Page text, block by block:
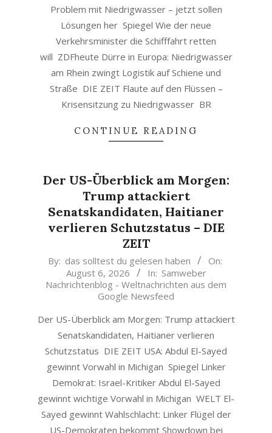
Problem mit Niedrigwasser – jetzt sollen
Lösungen her Spiegel Wie der neue
Verkehrsminister die Schifffahrt retten
will ZDFheute Dürre in Europa: Niedrigwasser
am Rhein zwingt Logistik auf Schiene und
Straße DIE ZEIT Flaute auf den Flüssen –
Krisensitzung zu Niedrigwasser BR
CONTINUE READING
Der US-Überblick am Morgen:
Trump attackiert
Senatskandidaten, Haitianer
verlieren Schutzstatus – DIE
ZEIT
2026-
06
By: das solltest du gelesen haben
On:
August 6, 2026
In: Samweber
Nachrichtenblog - Weltnachrichten aus dem
Google Newsfeed
Der US-Überblick am Morgen: Trump attackiert
Senatskandidaten, Haitianer verlieren
Schutzstatus DIE ZEIT USA: Abdul El-Sayed
gewinnt Vorwahl in Michigan Spiegel Linker
Demokrat: Israel-Kritiker Abdul El-Sayed
gewinnt wichtige Vorwahl in Michigan WELT El-
Sayed gewinnt Wahlschlacht: Linker Flügel der
US-Demokraten bekommt Showdown bei